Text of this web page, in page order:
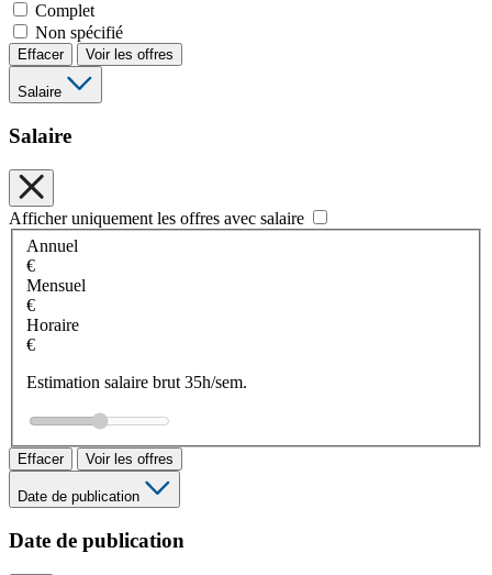
Complet
Non spécifié
Effacer Voir les offres
Salaire
Salaire
Afficher uniquement les offres avec salaire
Annuel
€
Mensuel
€
Horaire
€
Estimation salaire brut 35h/sem.
Effacer Voir les offres
Date de publication
Date de publication